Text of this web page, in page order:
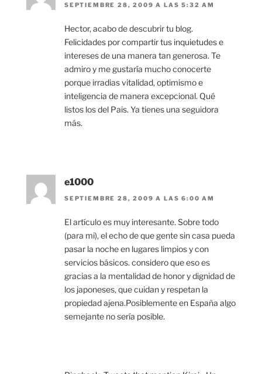
SEPTIEMBRE 28, 2009 A LAS 5:32 AM
Hector, acabo de descubrir tu blog.
Felicidades por compartir tus inquietudes e
intereses de una manera tan generosa. Te
admiro y me gustaría mucho conocerte
porque irradias vitalidad, optimismo e
inteligencia de manera excepcional. Qué
listos los del Pais. Ya tienes una seguidora
más.
e1000
SEPTIEMBRE 28, 2009 A LAS 6:00 AM
El artículo es muy interesante. Sobre todo
(para mi), el echo de que gente sin casa pueda
pasar la noche en lugares limpios y con
servicios básicos. considero que eso es
gracias a la mentalidad de honor y dignidad de
los japoneses, que cuidan y respetan la
propiedad ajena.Posiblemente en España algo
semejante no sería posible.